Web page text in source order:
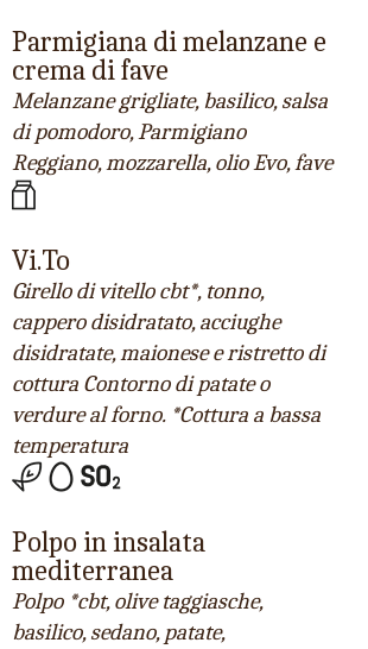
Parmigiana di melanzane e
crema di fave
Melanzane grigliate, basilico, salsa
di pomodoro, Parmigiano
Reggiano, mozzarella, olio Evo, fave
Vi.To
Girello di vitello cbt*, tonno,
cappero disidratato, acciughe
disidratate, maionese e ristretto di
cottura Contorno di patate o
verdure al forno. *Cottura a bassa
temperatura
Polpo in insalata
mediterranea
Polpo *cbt, olive taggiasche,
basilico, sedano, patate,